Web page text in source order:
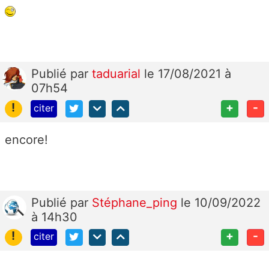
Publié par taduarial le 17/08/2021 à
07h54
!
citer + -
encore!
Publié par Stéphane_ping le 10/09/2022
à 14h30
!
citer + -